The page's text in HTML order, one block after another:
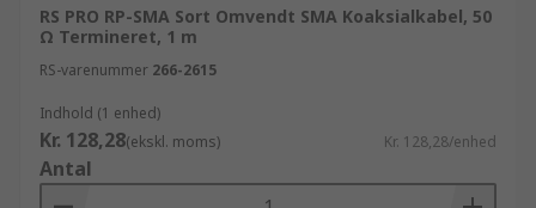
RS PRO RP-SMA Sort Omvendt SMA Koaksialkabel, 50
Ω Termineret, 1 m
RS-varenummer 266-2615
Indhold (1 enhed)
Kr. 128,28(ekskl. moms) Kr. 128,28/enhed
Antal